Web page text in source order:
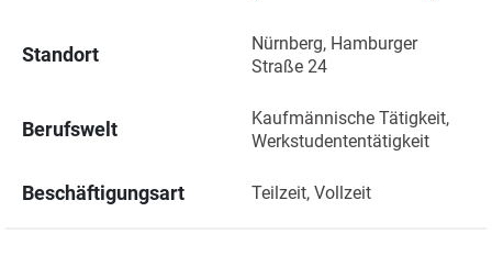
Standort
Nürnberg, Hamburger
Straße 24
Berufswelt
Kaufmännische Tätigkeit,
Werkstudententätigkeit
Beschäftigungsart Teilzeit, Vollzeit